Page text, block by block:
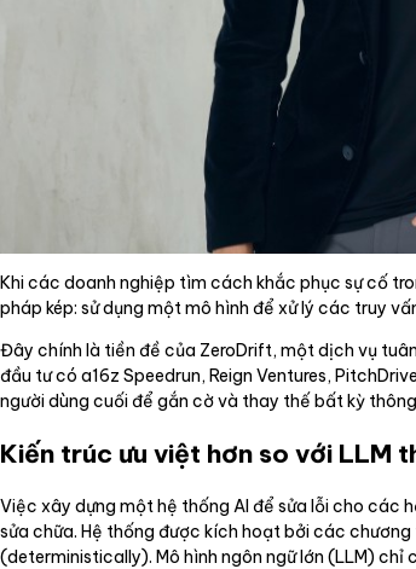
Khi các doanh nghiệp tìm cách khắc phục sự cố
pháp kép: sử dụng một mô hình để xử lý các truy
Đây chính là tiền đề của ZeroDrift, một dịch vụ
đầu tư có a16z Speedrun, Reign Ventures,
người dùng cuối để gắn cờ và thay thế bất kỳ
Kiến trúc ưu việt hơn so với LLM
Việc xây dựng một hệ thống AI để sửa lỗi cho các
sửa chữa. Hệ thống được kích hoạt bởi các
(deterministically). Mô hình ngôn ngữ lớn (LLM)